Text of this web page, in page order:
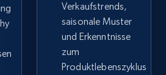
Product description,
Images, Variations, and
Verkaufstrends,
saisonale Muster
und Erkenntnisse
zum
Produktlebenszyklus